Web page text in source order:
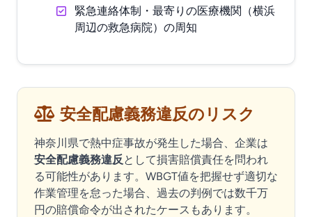
緊急連絡体制・最寄りの医療機関（横浜
周辺の救急病院）の周知
安全配慮義務違反のリスク
神奈川県で熱中症事故が発生した場合、企業は
安全配慮義務違反として損害賠償責任を問われ
る可能性があります。WBGT値を把握せず適切な
作業管理を怠った場合、過去の判例では数千万
円の賠償命令が出されたケースもあります。